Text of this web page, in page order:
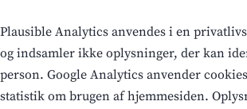
Plausible Analytics anvendes i en
og indsamler ikke oplysninger, der kan
person. Google Analytics anvender
statistik om brugen af hjemmesiden.